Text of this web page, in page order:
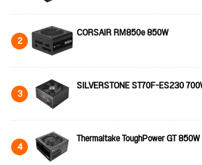
2 CORSAIR RM850e 850W
3 SILVERSTONE ST70F-ES230
4 Thermaltake ToughPower GT 850W